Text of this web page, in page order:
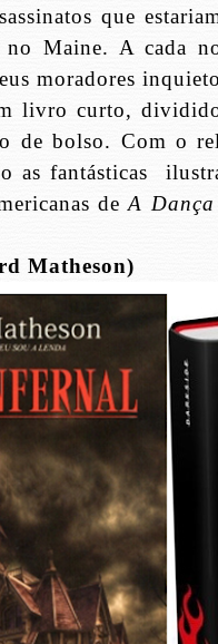
que
Maine. A cada
moradores
livro curto,
de bolso. Com o
as fantásticas
deA
Matheson)